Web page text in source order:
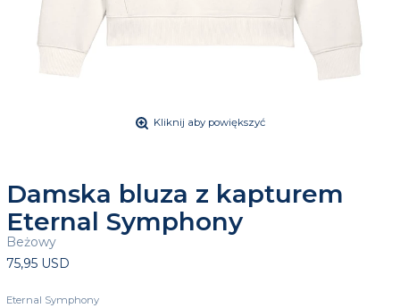
Kliknij aby powiększyć
Damska bluza z kapturem
Eternal Symphony
Beżowy
75,95 USD
Eternal Symphony